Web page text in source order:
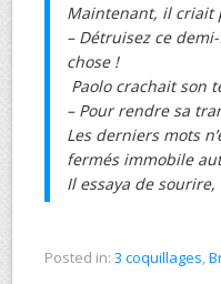
Maintenant, il criait
– Détruisez ce
chose !
Paolo crachait son
– Pour rendre sa
Les derniers mots
fermés immobile
Il essaya de
Posted in: 3 coquillages,